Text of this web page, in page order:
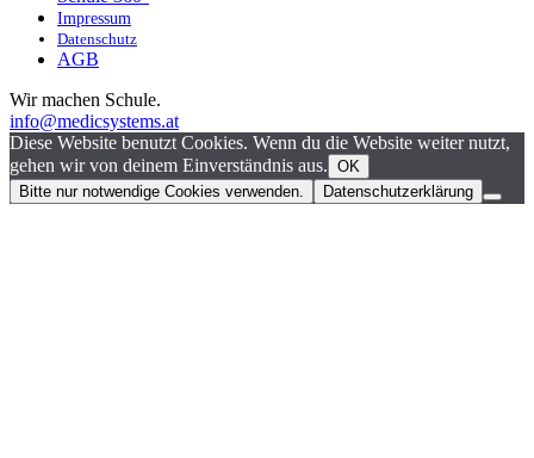
Impressum
Datenschutz
AGB
Wir machen Schule.
info@medicsystems.at
Diese Website benutzt Cookies. Wenn du die Website weiter nutzt,
gehen wir von deinem Einverständnis aus. OK
Bitte nur notwendige Cookies verwenden.
Datenschutzerklärung